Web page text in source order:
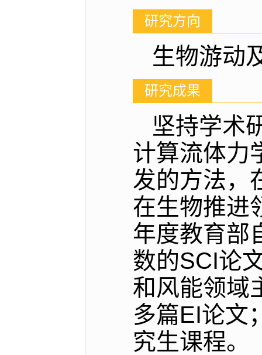
研究方向
生物游动
研究成果
坚持学术
计算流体力
发的方法，
在生物推进
年度教育部
数的SCI论
和风能领域
多篇EI论文
究生课程。